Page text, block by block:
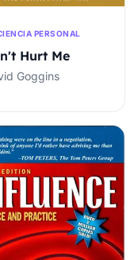
PERSONAL
Hurt Me
Goggins